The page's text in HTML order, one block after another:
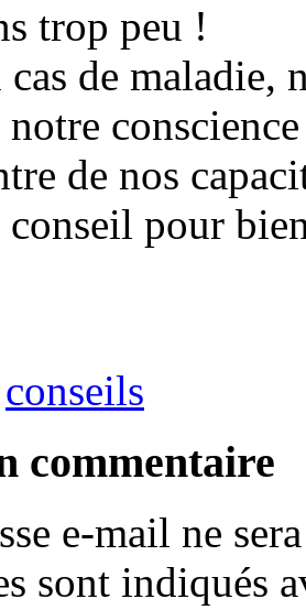
trop peu !
de maladie,
notre
de nos
pour
conseils
commentaire
e-mail ne
sont indiqués